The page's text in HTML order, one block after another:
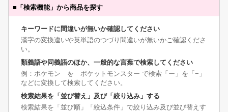
■ 「検索機能」から商品を探す
キーワードに間違いが無いか確認してください
漢字の変換違いや英単語のつづり間違いが無いかご確認くださ
い。
類義語や同義語のほか、一般的な言葉で検索してください
例：ポケモン を ポケットモンスター で検索「ー」を「−」
などに変換して検索してください。
検索結果を「並び替え」及び「絞り込み」する
検索結果を「並び順」「絞込条件」で絞り込み及び並び替えす